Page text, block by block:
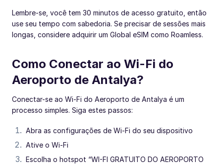
Lembre-se, você tem 30 minutos de acesso gratuito, então
use seu tempo com sabedoria. Se precisar de sessões mais
longas, considere adquirir um Global eSIM como Roamless.
Como Conectar ao Wi-Fi do
Aeroporto de Antalya?
Conectar-se ao Wi-Fi do Aeroporto de Antalya é um
processo simples. Siga estes passos:
Abra as configurações de Wi-Fi do seu dispositivo
Ative o Wi-Fi
Escolha o hotspot “WI-FI GRATUITO DO AEROPORTO